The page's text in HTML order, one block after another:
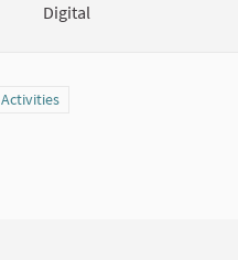
Digital
Filter results for category: Activities
Activities